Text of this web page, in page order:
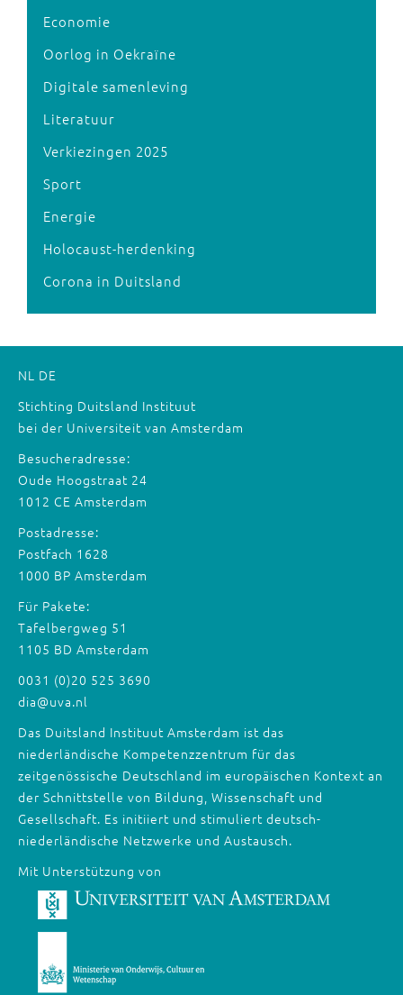
Economie
Oorlog in Oekraïne
Digitale samenleving
Literatuur
Verkiezingen 2025
Sport
Energie
Holocaust-herdenking
Corona in Duitsland
NL DE
Stichting Duitsland Instituut
bei der Universiteit van Amsterdam
Besucheradresse:
Oude Hoogstraat 24
1012 CE Amsterdam
Postadresse:
Postfach 1628
1000 BP Amsterdam
Für Pakete:
Tafelbergweg 51
1105 BD Amsterdam
0031 (0)20 525 3690
dia@uva.nl
Das Duitsland Instituut Amsterdam ist das
niederländische Kompetenzzentrum für das
zeitgenössische Deutschland im europäischen Kontext an
der Schnittstelle von Bildung, Wissenschaft und
Gesellschaft. Es initiiert und stimuliert deutsch-
niederländische Netzwerke und Austausch.
Mit Unterstützung von